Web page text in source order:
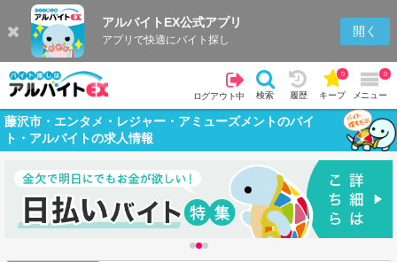
アルバイトEX公式アプリ
アプリで快適にバイト探し
開く
ログアウト中 検索 履歴 キープ
0
メニュー
0
藤沢市・エンタメ・レジャー・アミューズメントのバイ
ト・アルバイトの求人情報